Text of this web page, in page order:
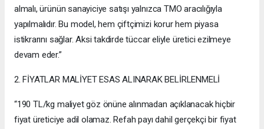
almalı, ürünün sanayiciye satışı yalnızca TMO aracılığıyla
yapılmalıdır. Bu model, hem çiftçimizi korur hem piyasa
istikrarını sağlar. Aksi takdirde tüccar eliyle üretici ezilmeye
devam eder.”
2. FİYATLAR MALİYET ESAS ALINARAK BELİRLENMELİ
“190 TL/kg maliyet göz önüne alınmadan açıklanacak hiçbir
fiyat üreticiye adil olamaz. Refah payı dahil gerçekçi bir fiyat